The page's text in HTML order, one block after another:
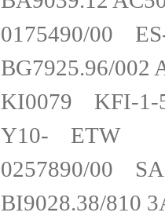
0175490/00
BG7925.96/
KI0079 KFI-1-
Y10- ETW
0257890/00
BI9028.38/810